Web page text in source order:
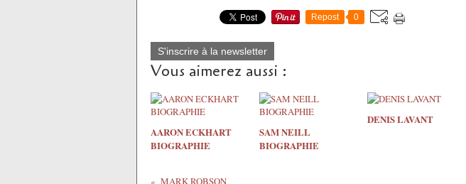
Repost 0
S'inscrire à la newsletter
Vous aimerez aussi :
AARON ECKHART
BIOGRAPHIE
SAM NEILL
BIOGRAPHIE
DENIS LAVANT
MARK ROBSON